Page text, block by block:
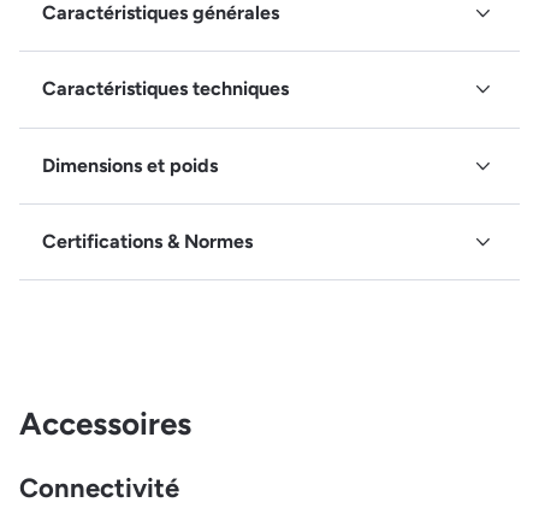
Caractéristiques générales
Caractéristiques techniques
Dimensions et poids
Certifications & Normes
Accessoires
Connectivité